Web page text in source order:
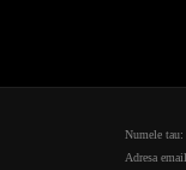
Numele tau:
Adresa